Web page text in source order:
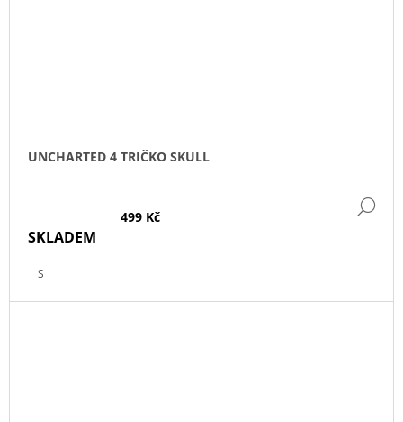
UNCHARTED 4 TRIČKO SKULL
499 Kč
SKLADEM
S